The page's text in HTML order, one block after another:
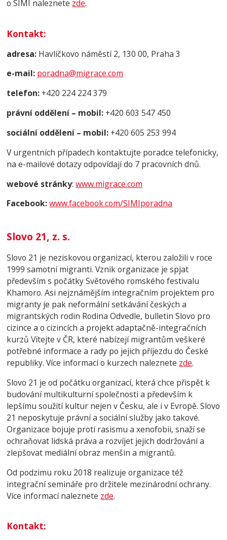
o SIMI naleznete zde.
Kontakt:
adresa: Havlíčkovo náměstí 2, 130 00, Praha 3
e-mail: poradna@migrace.com
telefon: +420 224 224 379
právní oddělení – mobil: +420 603 547 450
sociální oddělení – mobil: +420 605 253 994
V urgentních případech kontaktujte poradce telefonicky,
na e-mailové dotazy odpovídají do 7 pracovních dnů.
webové stránky:www.migrace.com
Facebook:www.facebook.com/SIMIporadna
Slovo 21, z. s.
Slovo 21 je neziskovou organizací, kterou založili v roce
1999 samotní migranti. Vznik organizace je spjat
především s počátky Světového romského festivalu
Khamoro. Asi nejznámějším integračním projektem pro
migranty je pak neformální setkávání českých a
migrantských rodin Rodina Odvedle, bulletin Slovo pro
cizince a o cizincích a projekt adaptačně-integračních
kurzů Vítejte v ČR, které nabízejí migrantům veškeré
potřebné informace a rady po jejich příjezdu do České
republiky. Více informací o kurzech naleznete zde.
Slovo 21 je od počátku organizací, která chce přispět k
budování multikulturní společnosti a především k
lepšímu soužití kultur nejen v Česku, ale i v Evropě. Slovo
21 neposkytuje právní a sociální služby jako takové.
Organizace bojuje proti rasismu a xenofobii, snaží se
ochraňovat lidská práva a rozvíjet jejich dodržování a
zlepšovat mediální obraz menšin a migrantů.
Od podzimu roku 2018 realizuje organizace též
integrační semináře pro držitele mezinárodní ochrany.
Více informací naleznete zde.
Kontakt: